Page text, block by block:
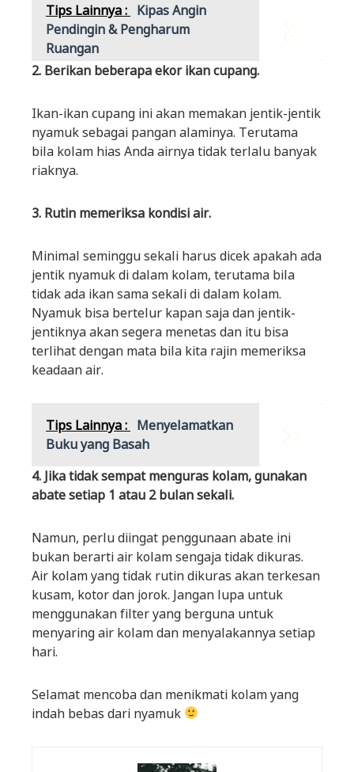
Tips Lainnya : Kipas Angin
Pendingin & Pengharum
Ruangan
2. Berikan beberapa ekor ikan cupang.
Ikan-ikan cupang ini akan memakan jentik-jentik
nyamuk sebagai pangan alaminya. Terutama
bila kolam hias Anda airnya tidak terlalu banyak
riaknya.
3. Rutin memeriksa kondisi air.
Minimal seminggu sekali harus dicek apakah ada
jentik nyamuk di dalam kolam, terutama bila
tidak ada ikan sama sekali di dalam kolam.
Nyamuk bisa bertelur kapan saja dan jentik-
jentiknya akan segera menetas dan itu bisa
terlihat dengan mata bila kita rajin memeriksa
keadaan air.
Tips Lainnya : Menyelamatkan
Buku yang Basah
4. Jika tidak sempat menguras kolam, gunakan
abate setiap 1 atau 2 bulan sekali.
Namun, perlu diingat penggunaan abate ini
bukan berarti air kolam sengaja tidak dikuras.
Air kolam yang tidak rutin dikuras akan terkesan
kusam, kotor dan jorok. Jangan lupa untuk
menggunakan filter yang berguna untuk
menyaring air kolam dan menyalakannya setiap
hari.
Selamat mencoba dan menikmati kolam yang
indah bebas dari nyamuk